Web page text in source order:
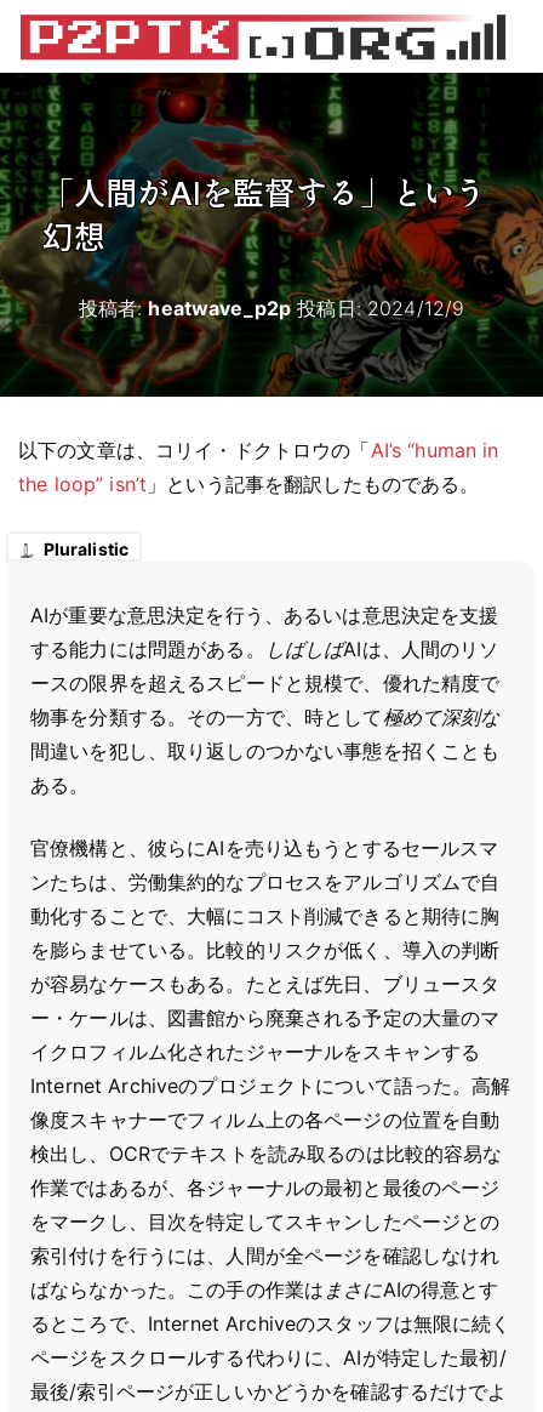
「人間がAIを監督する」という
幻想
投稿者:heatwave_p2p投稿日:2024/12/9
以下の文章は、コリイ・ドクトロウの「AI’s “human in
the loop” isn’t 」という記事を翻訳したものである。
Pluralistic
AIが重要な意思決定を行う、あるいは意思決定を支援
する能力には問題がある。
しばしばAIは、人間のリソ
ースの限界を超えるスピードと規模で、優れた精度で
物事を分類する。その一方で、時として極めて深刻な
間違いを犯し、取り返しのつかない事態を招くことも
ある。
官僚機構と、彼らにAIを売り込もうとするセールスマ
ンたちは、労働集約的なプロセスをアルゴリズムで自
動化することで、大幅にコスト削減できると期待に胸
を膨らませている。比較的リスクが低く、導入の判断
が容易なケースもある。たとえば先日、ブリュースタ
ー・ケールは、図書館から廃棄される予定の大量のマ
イクロフィルム化されたジャーナルをスキャンする
Internet Archiveのプロジェクトについて語った。高解
像度スキャナーでフィルム上の各ページの位置を自動
検出し、OCRでテキストを読み取るのは比較的容易な
作業ではあるが、各ジャーナルの最初と最後のページ
をマークし、目次を特定してスキャンしたページとの
索引付けを行うには、人間が全ページを確認しなけれ
ばならなかった。この手の作業は まさにAIの得意とす
るところで、Internet Archiveのスタッフは無限に続く
ページをスクロールする代わりに、AIが特定した最初/
最後/索引ページが正しいかどうかを確認するだけでよ